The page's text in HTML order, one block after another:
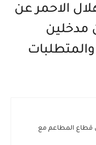
الاحمر عن
مدخلين
قطاع المطاعم مع